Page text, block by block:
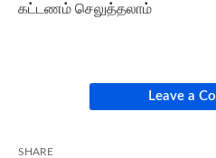
கட்டணம் செலுத்தலாம்
Leave a
SHARE